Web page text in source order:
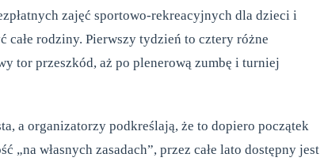
zajęć sportowo-rekreacyjnych dla dzieci i
całe rodziny. Pierwszy tydzień to cztery różne
tor przeszkód, aż po plenerową zumbę i turniej
a organizatorzy podkreślają, że to dopiero początek
własnych zasadach”, przez całe lato dostępny jest